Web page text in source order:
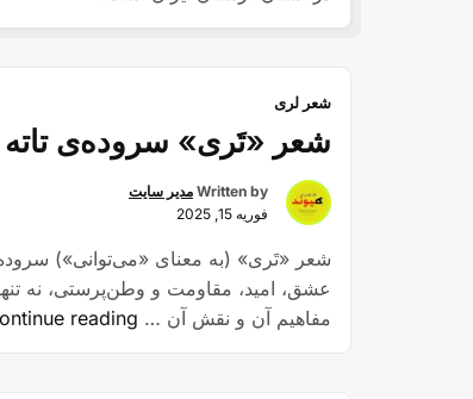
شعر لری
شعر «تَری» سروده‌ی تاته
Written by مدیر سایت
فوریه 15, 2025
شعر «تَری» (به معنای «می‌توانی»)
عشق، امید، مقاومت و وطن‌پرستی، نه
مفاهیم آن و نقش آن … reading